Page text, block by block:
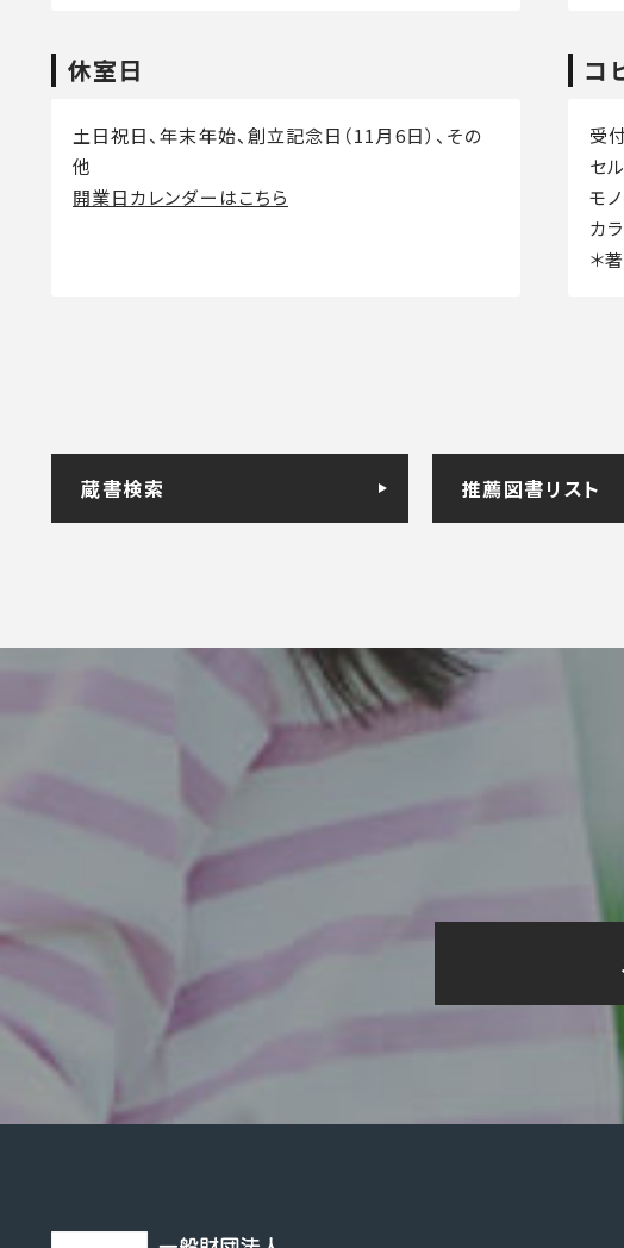
休室日
土日祝日、年末年始、創立記念日（11月6日）、その
他
開業日カレンダーはこちら
コ
受
セ
モ
カ
＊
蔵書検索 推薦図書リスト